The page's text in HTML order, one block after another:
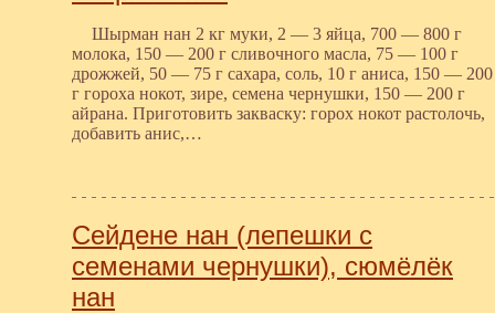
Шырман нан 2 кг муки, 2 — 3 яйца, 700 — 800 г
молока, 150 — 200 г сливочного масла, 75 — 100 г
дрожжей, 50 — 75 г сахара, соль, 10 г аниса, 150 — 200
г гороха нокот, зире, семена чернушки, 150 — 200 г
айрана. Приготовить закваску: горох нокот растолочь,
добавить анис,…
Сейдене нан (лепешки с
семенами чернушки), сюмёлёк
нан